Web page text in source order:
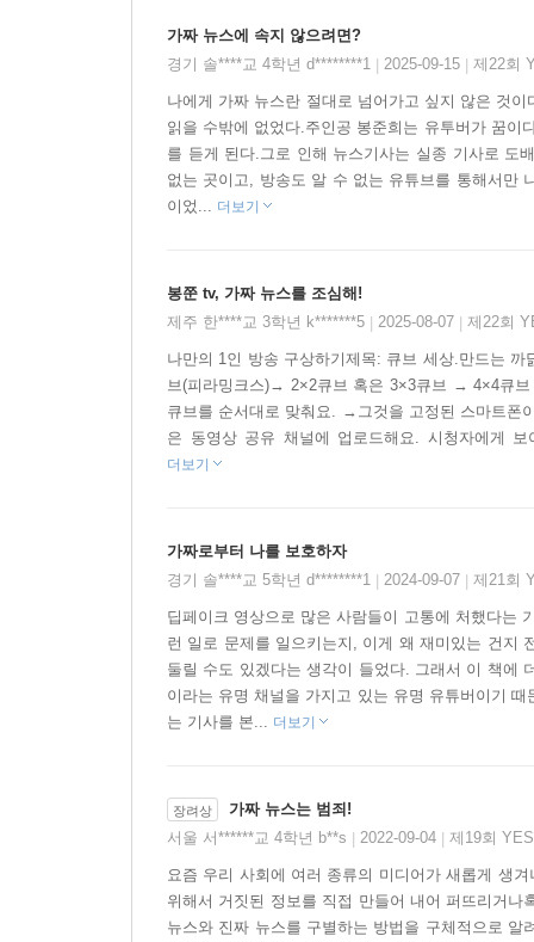
디지털 네이티브가 꼭 키워야 할 필수 역량!
이 책에 나오는 주인공 준희는 1인 크리에이터가
이렇게 준희와 유미처럼, 요즘 어린이와 청소
일상적으로 이용해요. 미디어를 통해 타인과 소
공유하지요.뉴미디어 환경에 익숙한 친구들은
리터러시예요!.
1인 크리에이터 준희가 만든 봉쭌TV와 함께하는
준희는 삼촌과 함께 동영상 채널 만들기에 도전
직접 녹음도 해요. 이 과정을 보면서 독자는 준희
그런데 양윰TV와 관련된 사건이 발생하고, 가짜
있어요.
≪봉쭌TV, 가짜 뉴스를 조심해!≫를 통해 반전의
익힐 뿐 아니라 미디어란 무엇인지, 가짜 뉴스
합법적 이용, 비판적 읽기 등에 대해서 재미있게
가짜 뉴스에 속지 않으려면?
경기 솔****교 4학년 d********1
2025-09-15 제22회
나에게 가짜 뉴스란 절대로 넘어가고 싶지 않은 것
읽을 수밖에 없었다.주인공 봉준희는 유투버가 꿈
를 듣게 된다.그로 인해 뉴스기사는 실종 기사로 도
없는 곳이고, 방송도 알 수 없는 유튜브를 통해서만
이었... 더보기
봉쭌 tv, 가짜 뉴스를 조심해!
제주 한****교 3학년 k*******5
2025-08-07 제22회
나만의 1인 방송 구상하기제목: 큐브 세상.만드는
브(피라밍크스)→ 2×2큐브 혹은 3×3큐브 → 4×4큐
큐브를 순서대로 맞춰요. →그것을 고정된 스마트폰
은 동영상 공유 채널에 업로드해요. 시청자에게
더보기
가짜로부터 나를 보호하자
경기 솔****교 5학년 d********1
2024-09-07 제21회
딥페이크 영상으로 많은 사람들이 고통에 처했다는
런 일로 문제를 일으키는지, 이게 왜 재미있는 건지
둘릴 수도 있겠다는 생각이 들었다. 그래서 이 책에
이라는 유명 채널을 가지고 있는 유명 유튜버이기
는 기사를 본... 더보기
장려상
가짜 뉴스는 범죄!
서울 서******교 4학년 b**s
2022-09-04 제19회
요즘 우리 사회에 여러 종류의 미디어가 새롭게 생
위해서 거짓된 정보를 직접 만들어 내어 퍼뜨리거
뉴스와 진짜 뉴스를 구별하는 방법을 구체적으로